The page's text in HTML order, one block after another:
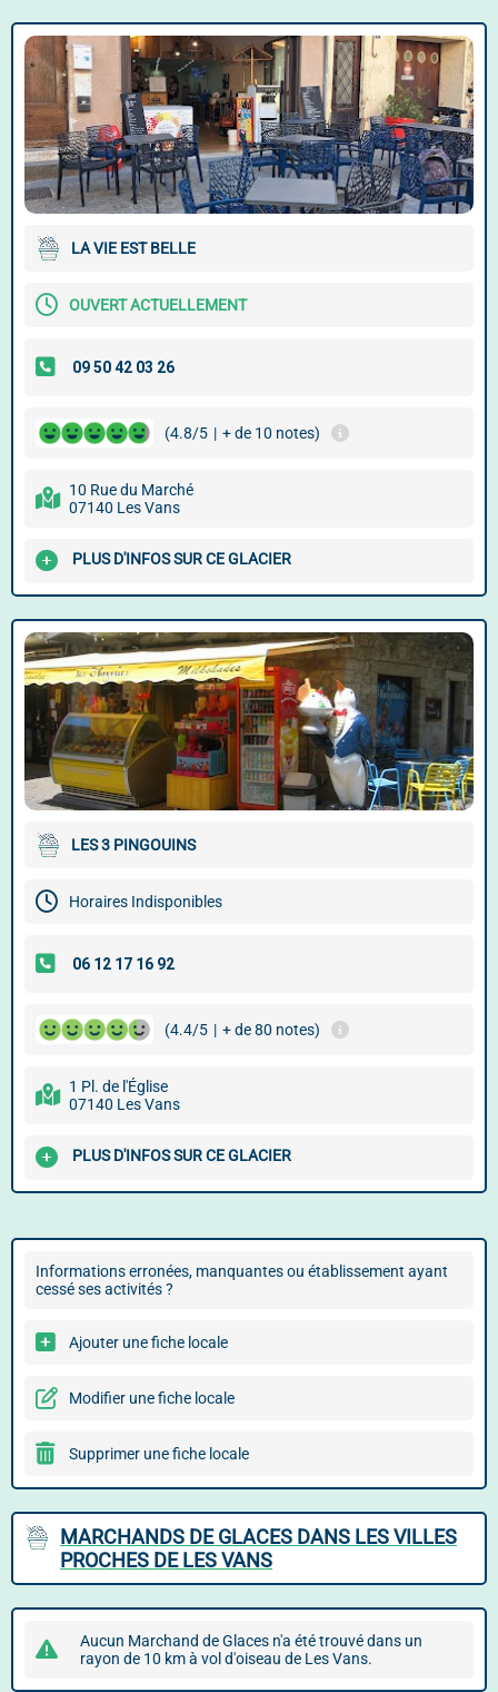
LA VIE EST BELLE
OUVERT ACTUELLEMENT
(4.8/5 | + de 10 notes)
10 Rue du Marché
07140 Les Vans
PLUS D'INFOS SUR CE GLACIER
LES 3 PINGOUINS
Horaires Indisponibles
(4.4/5 | + de 80 notes)
1 Pl. de l'Église
07140 Les Vans
PLUS D'INFOS SUR CE GLACIER
Informations erronées, manquantes ou établissement ayant
cessé ses activités ?
Ajouter une fiche locale
Modifier une fiche locale
Supprimer une fiche locale
MARCHANDS DE GLACES DANS LES VILLES
PROCHES DE LES VANS
Aucun Marchand de Glaces n'a été trouvé dans un
rayon de 10 km à vol d'oiseau de Les Vans.